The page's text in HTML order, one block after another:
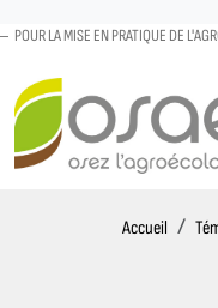
POUR LA MISE EN PRATIQUE DE
Accueil Accueil